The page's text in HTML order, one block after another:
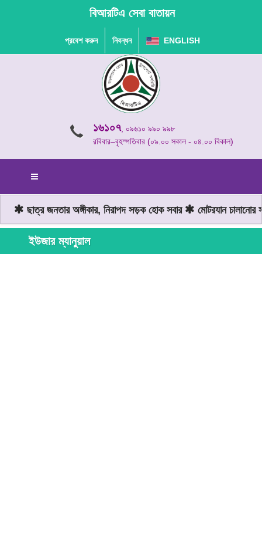
বিআরটিএ সেবা বাতায়ন
প্রবেশ করুন নিবন্ধন ENGLISH
১৬১০৭, ০৯৬১০ ৯৯০ ৯৯৮
রবিবার–বৃহস্পতিবার (০৯.০০ সকাল - ০৪.০০ বিকাল)
ছাত্র জনতার অঙ্গীকার, নিরাপদ সড়ক হোক সবার মোটরযান চালানোর
ইউজার ম্যানুয়াল